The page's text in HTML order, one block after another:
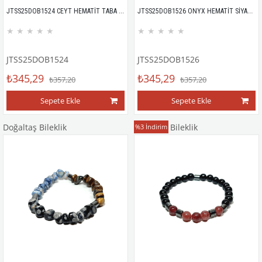
JTSS25DOB1524 CEYT HEMATİT TABA JANTİ DOĞALTAŞ BİLEKLİK
★ ★ ★ ★ ★
JTSS25DOB1524
₺345,29 ₺357,20
Sepete Ekle
JTSS25DOB1526 ONYX HEMATİT SİYAH JANTİ DOĞALTAŞ BİLEKLİK
★ ★ ★ ★ ★
JTSS25DOB1526
₺345,29 ₺357,20
Sepete Ekle
Doğaltaş Bileklik Doğaltaş Bileklik
%3 İndirim